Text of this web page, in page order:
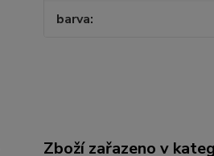
barva
Zboží zařazeno v